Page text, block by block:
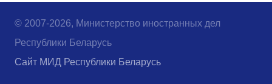
© 2007-2026, Министерство иностранных дел
Республики Беларусь
Сайт МИД Республики Беларусь